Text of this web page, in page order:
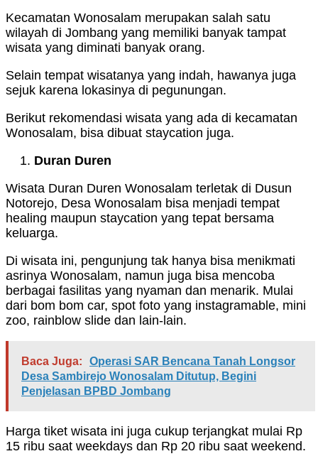
Kecamatan Wonosalam merupakan salah satu
wilayah di Jombang yang memiliki banyak tampat
wisata yang diminati banyak orang.
Selain tempat wisatanya yang indah, hawanya juga
sejuk karena lokasinya di pegunungan.
Berikut rekomendasi wisata yang ada di kecamatan
Wonosalam, bisa dibuat staycation juga.
Duran Duren
Wisata Duran Duren Wonosalam terletak di Dusun
Notorejo, Desa Wonosalam bisa menjadi tempat
healing maupun staycation yang tepat bersama
keluarga.
Di wisata ini, pengunjung tak hanya bisa menikmati
asrinya Wonosalam, namun juga bisa mencoba
berbagai fasilitas yang nyaman dan menarik. Mulai
dari bom bom car, spot foto yang instagramable, mini
zoo, rainblow slide dan lain-lain.
Baca Juga:
Operasi SAR Bencana Tanah Longsor
Desa Sambirejo Wonosalam Ditutup, Begini
Penjelasan BPBD Jombang
Harga tiket wisata ini juga cukup terjangkat mulai Rp
15 ribu saat weekdays dan Rp 20 ribu saat weekend.